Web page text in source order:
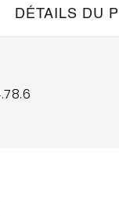
DÉTAILS DU